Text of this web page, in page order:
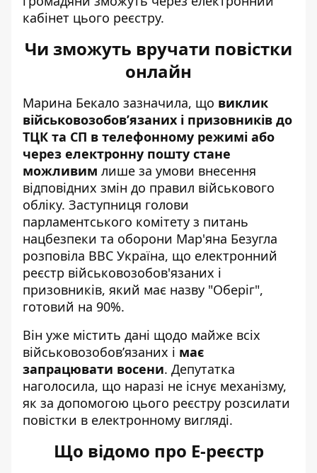
кабінет цього реєстру.
Чи зможуть вручати повістки
онлайн
Марина Бекало зазначила, що виклик
військовозобов’язаних і призовників до
ТЦК та СП в телефонному режимі або
через електронну пошту стане
можливим лише за умови внесення
відповідних змін до правил військового
обліку. Заступниця голови
парламентського комітету з питань
нацбезпеки та оборони Мар'яна Безугла
розповіла ВВС Україна, що електронний
реєстр військовозобов'язаних і
призовників, який має назву "Оберіг",
готовий на 90%.
Він уже містить дані щодо майже всіх
військовозобов’язаних і має
запрацювати восени. Депутатка
наголосила, що наразі не існує механізму,
як за допомогою цього реєстру розсилати
повістки в електронному вигляді.
Що відомо про Е-реєстр